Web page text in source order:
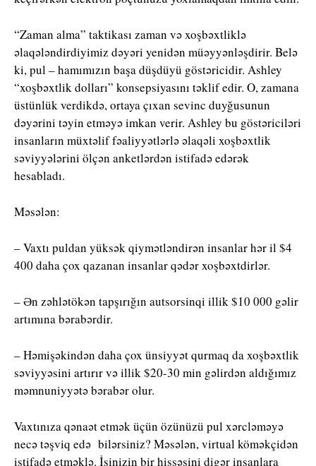
“Zaman alma” taktikası zaman və xoşbəxtliklə
əlaqələndirdiyimiz dəyəri yenidən müəyyənləşdirir. Belə
ki, pul – hamımızın başa düşdüyü göstəricidir. Ashley
“xoşbəxtlik dolları” konsepsiyasını təklif edir. O, zamana
üstünlük verdikdə, ortaya çıxan sevinc duyğusunun
dəyərini təyin etməyə imkan verir. Ashley bu göstəriciləri
insanların müxtəlif fəaliyyətlərlə əlaqəli xoşbəxtlik
səviyyələrini ölçən anketlərdən istifadə edərək
hesabladı.
Məsələn:
– Vaxtı puldan yüksək qiymətləndirən insanlar hər il $4
400 daha çox qazanan insanlar qədər xoşbəxtdirlər.
– Ən zəhlətökən tapşırığın autsorsinqi illik $10 000 gəlir
artımına bərabərdir.
– Həmişəkindən daha çox ünsiyyət qurmaq da xoşbəxtlik
səviyyəsini artırır və illik $20-30 min gəlirdən aldığımız
məmnuniyyətə bərabər olur.
Vaxtınıza qənaət etmək üçün özünüzü pul xərcləməyə
necə təşviq edə bilərsiniz? Məsələn, virtual köməkçidən
istifadə etməklə. İşinizin bir hissəsini digər insanlara